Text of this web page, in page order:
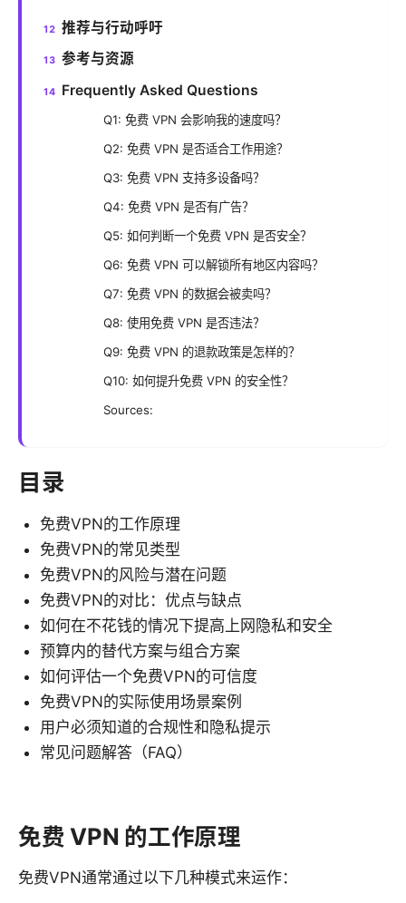
推荐与行动呼吁
参考与资源
Frequently Asked Questions
Q1: 免费 VPN 会影响我的速度吗？
Q2: 免费 VPN 是否适合工作用途？
Q3: 免费 VPN 支持多设备吗？
Q4: 免费 VPN 是否有广告？
Q5: 如何判断一个免费 VPN 是否安全？
Q6: 免费 VPN 可以解锁所有地区内容吗？
Q7: 免费 VPN 的数据会被卖吗？
Q8: 使用免费 VPN 是否违法？
Q9: 免费 VPN 的退款政策是怎样的？
Q10: 如何提升免费 VPN 的安全性？
Sources:
目录
免费VPN的工作原理
免费VPN的常见类型
免费VPN的风险与潜在问题
免费VPN的对比：优点与缺点
如何在不花钱的情况下提高上网隐私和安全
预算内的替代方案与组合方案
如何评估一个免费VPN的可信度
免费VPN的实际使用场景案例
用户必须知道的合规性和隐私提示
常见问题解答（FAQ）
免费 VPN 的工作原理
免费VPN通常通过以下几种模式来运作：